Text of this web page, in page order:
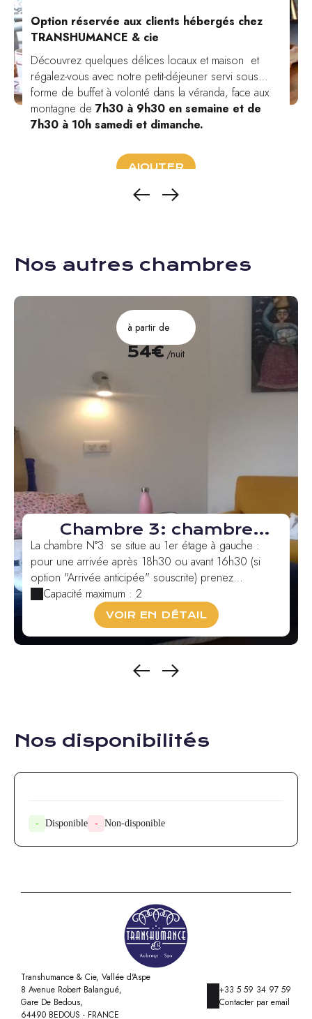
Option réservée aux clients hébergés chez
TRANSHUMANCE & cie
Découvrez quelques délices locaux et maison et
régalez-vous avec notre petit-déjeuner servi sous
forme de buffet à volonté dans la véranda, face aux
montagne de 7h30 à 9h30 en semaine et de
7h30 à 10h samedi et dimanche.
AJOUTER
Nos autres chambres
à partir de
54€/nuit
Chambre 3: chambre
double ou twin Bugada
La chambre N°3 se situe au 1er étage à gauche :
pour une arrivée après 18h30 ou avant 16h30 (si
option "Arrivée anticipée" souscrite) prenez
directem...
Capacité maximum : 2
VOIR EN DÉTAIL
Nos disponibilités
- Disponible - Non-disponible
Transhumance & Cie, Vallée d'Aspe
8 Avenue Robert Balangué,
Gare De Bedous,
64490 BEDOUS - FRANCE
+33 5 59 34 97 59
Contacter par email